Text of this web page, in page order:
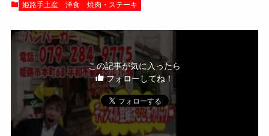
姫路手土産 洋食 焼肉・ステーキ
この記事が気に入ったら
フォローしてね！